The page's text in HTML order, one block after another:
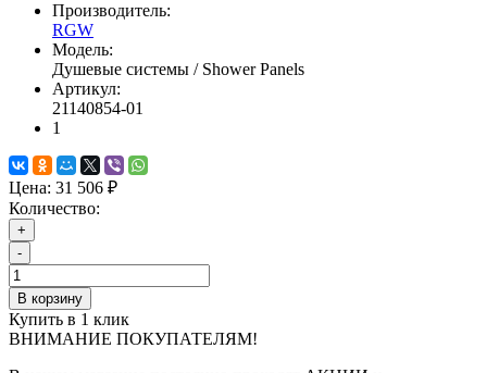
Производитель:
RGW
Модель:
Душевые системы / Shower Panels
Артикул:
21140854-01
1
Цена: 31 506 ₽
Количество:
+
-
В корзину
Купить в 1 клик
ВНИМАНИЕ ПОКУПАТЕЛЯМ!